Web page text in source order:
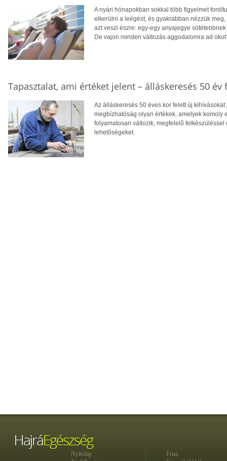
A nyári hónapokban sokkal több figyelmet
elkerülni a leégést, és gyakrabban nézzük
azt veszi észre: egy-egy anyajegye
De vajon minden változás aggodalomra ad
Tapasztalat, ami értéket jelent – álláskeresés 50 év
Az álláskeresés 50 éves kor felett új
megbízhatóság olyan értékek, amelyek komoly
folyamatosan változik, megfelelő
lehetőségeket.
Nyitólap
Friss